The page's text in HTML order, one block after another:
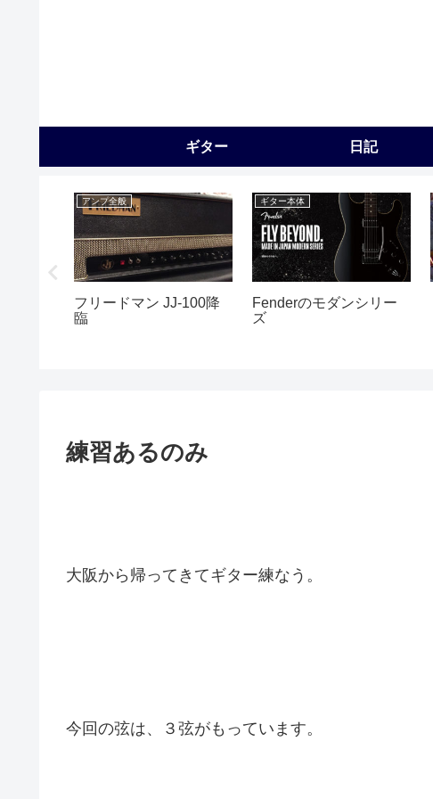
ギター 日記
アンプ全般
フリードマン JJ-100降
臨
ギター本体
Fenderのモダンシリー
ズ
練習あるのみ
大阪から帰ってきてギター練なう。
今回の弦は、３弦がもっています。